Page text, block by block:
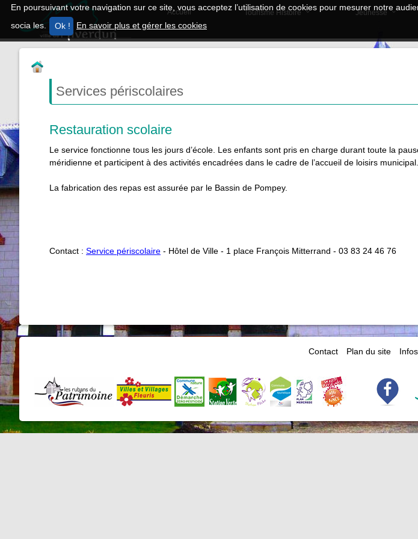
En poursuivant votre navigation sur ce site, vous acceptez l’utilisation de cookies pour mesurer notre
socia les.
En savoir plus et gérer les cookies
Accueil Tourisme Histoire Jeunesse
Services périscolaires
Restauration scolaire
Le service fonctionne tous les jours d’école. Les enfants sont pris en charge durant toute la
méridienne et participent à des activités encadrées dans le cadre de l’accueil de loisirs municipal.
La fabrication des repas est assurée par le Bassin de Pompey.
Contact : Service périscolaire - Hôtel de Ville - 1 place François Mitterrand - 03 83 24 46 76
Contact Plan du site